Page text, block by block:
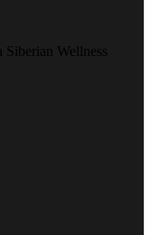
Wellness